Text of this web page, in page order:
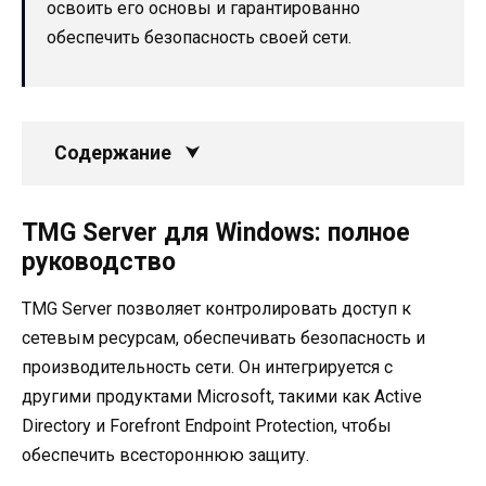
освоить его основы и гарантированно
обеспечить безопасность своей сети.
Содержание
TMG Server для Windows: полное
руководство
TMG Server позволяет контролировать доступ к
сетевым ресурсам, обеспечивать безопасность и
производительность сети. Он интегрируется с
другими продуктами Microsoft, такими как Active
Directory и Forefront Endpoint Protection, чтобы
обеспечить всестороннюю защиту.